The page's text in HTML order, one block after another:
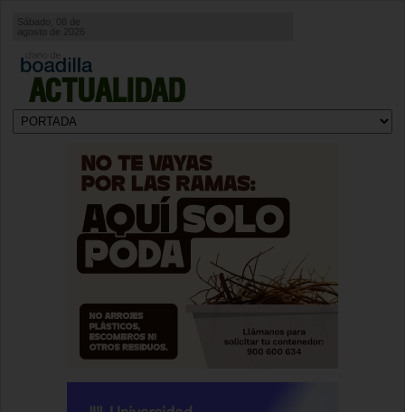
ACTUALIDAD
Sábado, 08 de
agosto de 2026